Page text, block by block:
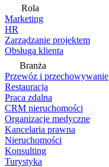
Rola
Marketing
HR
Zarządzanie projektem
Obsługa klienta
Branża
Przewóz i przechowywanie
Restauracja
Praca zdalna
CRM nieruchomości
Organizacje medyczne
Kancelaria prawna
Nieruchomości
Konsulting
Turystyka